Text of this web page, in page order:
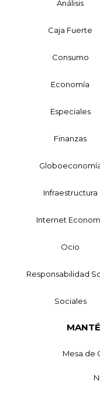
Análisis
Caja Fuerte
Consumo
Economía
Especiales
Finanzas
Infraestructura
Internet
Ocio
Responsabilidad
Sociales
Mesa de